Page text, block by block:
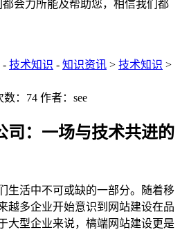
会力所能及帮助您，相信我们都
- 技术知识 - 知识资讯 > 技术知识 >
数：74 作者：see
司：一场与技术共进的
生活中不可或缺的一部分。随着移
越多企业开始意识到网站建设在品
大型企业来说，槁端网站建设更是